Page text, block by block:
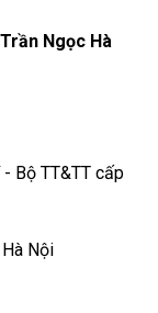
Trần Ngọc Hà
Bộ TT&TT cấp
Nội